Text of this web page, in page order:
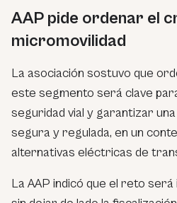
AAP pide ordenar el
micromovilidad
La asociación sostuvo que
este segmento será clave
seguridad vial y garantizar
segura y regulada, en un
alternativas eléctricas de
La AAP indicó que el reto será